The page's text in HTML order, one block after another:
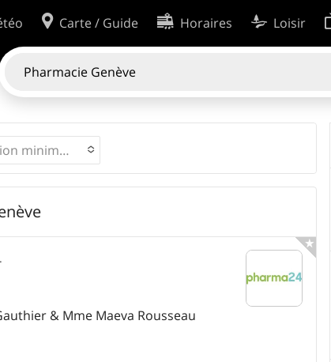
Carte / Guide Horaires Loisir
Plus
Évaluation minimale

& Mme Maeva Rousseau
Politique en matière de cookies